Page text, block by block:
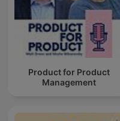
Product for Product
Management